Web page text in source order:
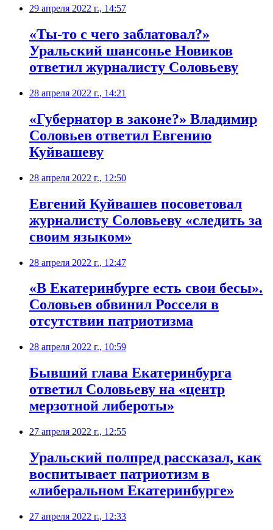
29 апреля 2022 г., 14:57
«Ты-то с чего заблатовал?»
Уральский шансонье Новиков
ответил журналисту Соловьеву
28 апреля 2022 г., 14:21
​«Губернатор в законе?» Владимир
Соловьев ответил Евгению
Куйвашеву
28 апреля 2022 г., 12:50
​Евгений Куйвашев посоветовал
журналисту Соловьеву «следить за
своим языком»
28 апреля 2022 г., 12:47
​«В Екатеринбурге есть свои бесы».
Соловьев обвинил Росселя в
отсутствии патриотизма
28 апреля 2022 г., 10:59
​Бывший глава Екатеринбурга
ответил Соловьеву на «центр
мерзотной либероты»
27 апреля 2022 г., 12:55
Уральский полпред рассказал, как
воспитывает патриотизм в
«либеральном Екатеринбурге»
27 апреля 2022 г., 12:33